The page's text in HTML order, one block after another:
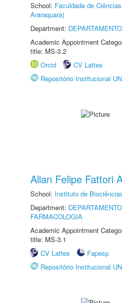
School: Faculdade de
Araraquara)
Department:
Academic Appointment
title: MS-3.2
Orcid
CV Lattes
Repositório Institucional
Allan Felipe Fattori
School: Instituto de
Department:
FARMACOLOGIA
Academic Appointment
title: MS-3.1
CV Lattes
Fapesp
Repositório Institucional